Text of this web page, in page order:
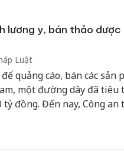
lương y, bán thảo dược
Luật
quảng cáo, bán các sản
một đường dây đã tiêu
đồng. Đến nay, Công an
bán